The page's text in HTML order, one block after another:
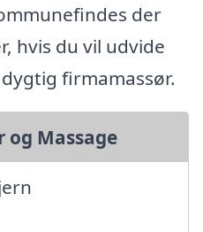
der
hvis du vil udvide
firmamassør.
Massage